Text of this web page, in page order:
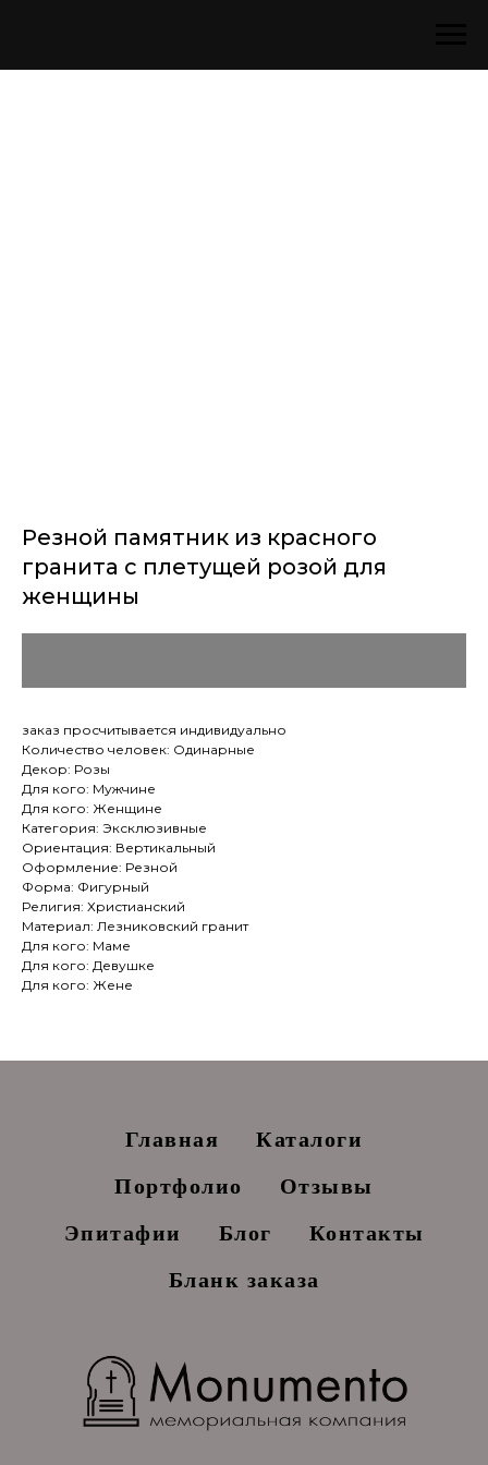
Резной памятник из красного
гранита с плетущей розой для
женщины
заказ просчитывается индивидуально
Количество человек: Одинарные
Декор: Розы
Для кого: Мужчине
Для кого: Женщине
Категория: Эксклюзивные
Ориентация: Вертикальный
Оформление: Резной
Форма: Фигурный
Религия: Христианский
Материал: Лезниковский гранит
Для кого: Маме
Для кого: Девушке
Для кого: Жене
Главная
Каталоги
Портфолио
Отзывы
Эпитафии
Блог
Контакты
Бланк заказа